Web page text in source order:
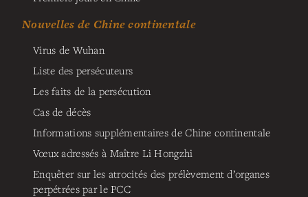
Nouvelles de Chine continentale
Virus de Wuhan
Liste des persécuteurs
Les faits de la persécution
Cas de décès
Informations supplémentaires de Chine continentale
Vœux adressés à Maître Li Hongzhi
Enquêter sur les atrocités des prélèvement d’organes
perpétrées par le PCC